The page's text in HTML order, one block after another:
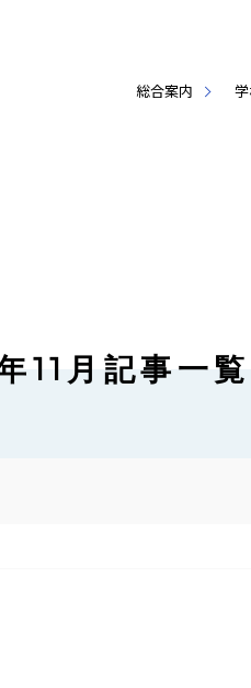
総合案内
11月記事一覧